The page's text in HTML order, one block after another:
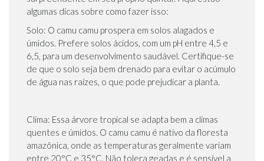
algumas dicas sobre como fazer isso:
Solo: O camu camu prospera em solos alagados e
úmidos. Prefere solos ácidos, com um pH entre 4,5 e
6,5, para um desenvolvimento saudável. Certifique-se
de que o solo seja bem drenado para evitar o acúmulo
de água nas raízes, o que pode prejudicar a planta.
Clima: Essa árvore tropical se adapta bem a climas
quentes e úmidos. O camu camu é nativo da floresta
amazônica, onde as temperaturas geralmente variam
entre 20°C e 35°C. Não tolera geadas e é sensível a